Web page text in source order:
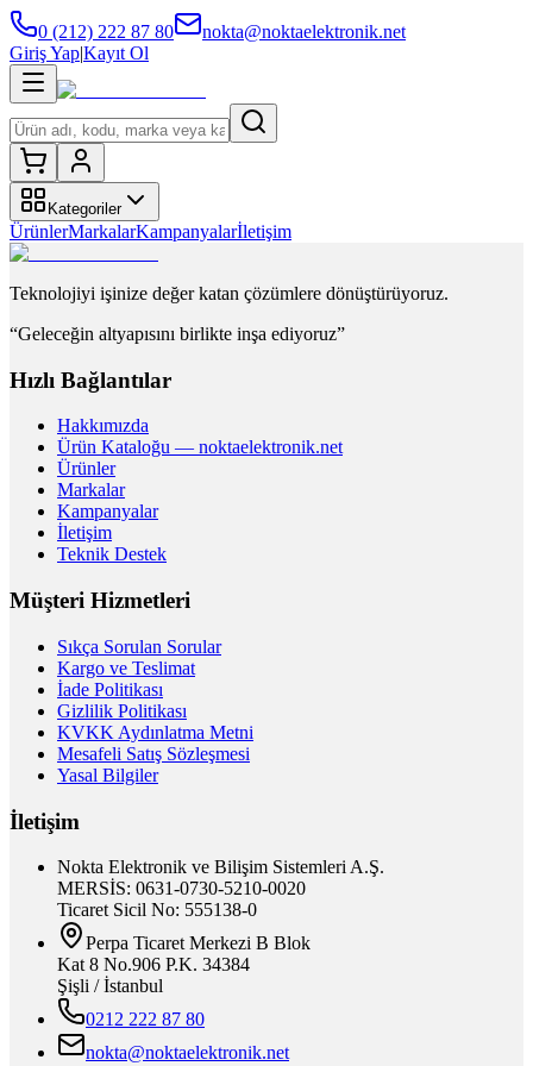
0 (212) 222 87 80
nokta@noktaelektronik.net
Giriş Yap|Kayıt Ol
Kategoriler
ÜrünlerMarkalarKampanyalarİletişim
Teknolojiyi işinize değer katan çözümlere dönüştürüyoruz.
“Geleceğin altyapısını birlikte inşa ediyoruz”
Hızlı Bağlantılar
Hakkımızda
Ürün Kataloğu — noktaelektronik.net
Ürünler
Markalar
Kampanyalar
İletişim
Teknik Destek
Müşteri Hizmetleri
Sıkça Sorulan Sorular
Kargo ve Teslimat
İade Politikası
Gizlilik Politikası
KVKK Aydınlatma Metni
Mesafeli Satış Sözleşmesi
Yasal Bilgiler
İletişim
Nokta Elektronik ve Bilişim Sistemleri A.Ş.
MERSİS: 0631-0730-5210-0020
Ticaret Sicil No: 555138-0
Perpa Ticaret Merkezi B Blok
Kat 8 No.906 P.K. 34384
Şişli / İstanbul
0212 222 87 80
nokta@noktaelektronik.net